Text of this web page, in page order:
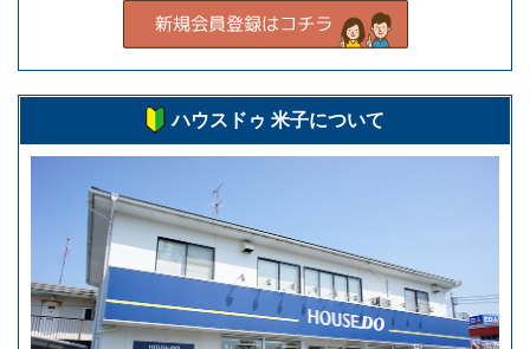
ハウスドゥ 米子について